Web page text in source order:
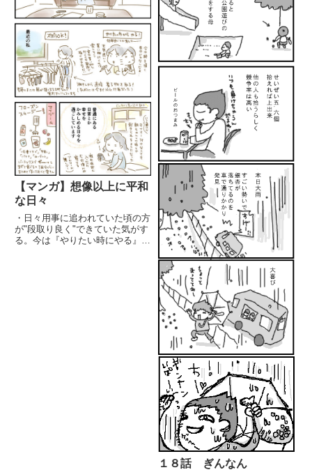
【マンガ】想像以上に平和
な日々
・日々用事に追われていた頃の方
が"段取り良く"できていた気がす
る。今は『やりたい時にやる』に
１８話 ぎんなん